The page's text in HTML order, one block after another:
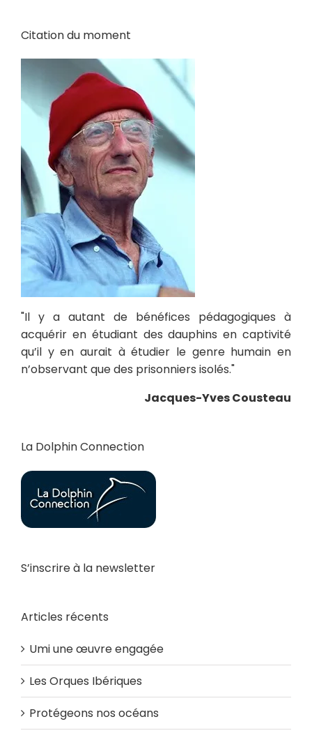
Citation du moment
"Il y a autant de bénéfices pédagogiques à
acquérir en étudiant des dauphins en captivité
qu’il y en aurait à étudier le genre humain en
n’observant que des prisonniers isolés."
Jacques-Yves Cousteau
La Dolphin Connection
S’inscrire à la newsletter
Articles récents
Umi une œuvre engagée
Les Orques Ibériques
Protégeons nos océans